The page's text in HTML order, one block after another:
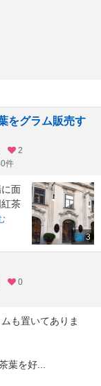
をグラム販売す
2
件
面
茶
3
0
も置いてありま
葉を好...